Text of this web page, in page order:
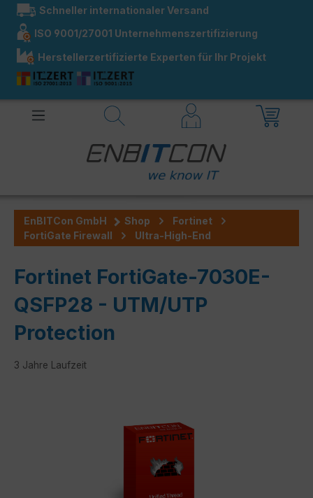
springen
Schneller internationaler Versand
ISO 9001/27001 Unternehmenszertifizierung
Herstellerzertifizierte Experten für Ihr Projekt
EnBITCon GmbH Shop
Fortinet
FortiGate Firewall
Ultra-High-End
Fortinet FortiGate-7030E-
QSFP28 - UTM/UTP
Protection
3 Jahre Laufzeit